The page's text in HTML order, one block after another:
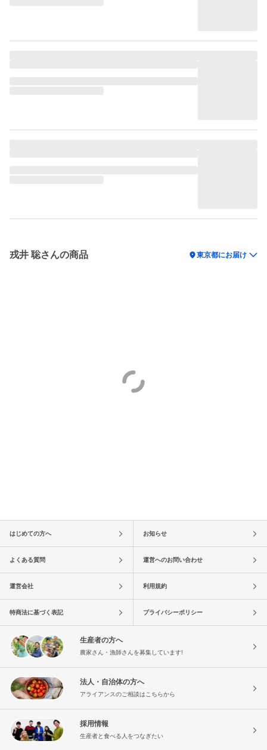
戎井 聡さんの商品 location_on東京都にお届け
はじめての方へ お知らせ
よくある質問 運営へのお問い合わせ
運営会社 利用規約
特商法に基づく表記 プライバシーポリシー
生産者の方へ
農家さん・漁師さんを募集しています!
法人・自治体の方へ
アライアンスのご相談はこちらから
採用情報
生産者と食べる人をつなぎたい